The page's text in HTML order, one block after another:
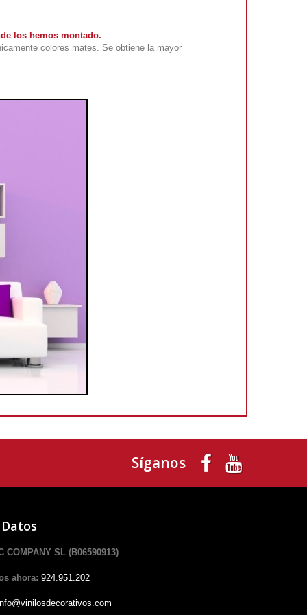
los hemos montado.
colores mates. Se obtiene la mayor
Síganos
COMPANY SL (B06590913)
ahora: 924.951.202